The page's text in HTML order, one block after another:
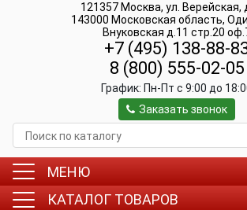
121357 Москва, ул. Верейская,
143000 Московская область,
Внуковская д.11 стр.20
+7 (495) 138-88-
8 (800) 555-02-05
График: Пн-Пт c 9:00 до
Заказать звонок
МЕНЮ
КАТАЛОГ ТОВАРОВ